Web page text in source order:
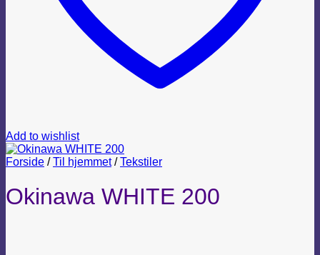
Add to wishlist
Forside / Til hjemmet / Tekstiler
Okinawa WHITE 200